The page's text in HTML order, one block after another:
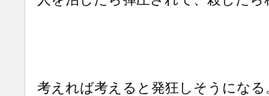
考えれば考えると発狂しそうになる